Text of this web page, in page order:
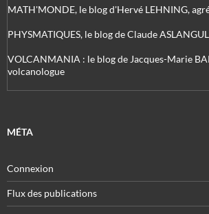
MATH'MONDE, le blog d'Hervé LEHNING,
PHYSMATIQUES, le blog de Claude
VOLCANMANIA : le blog de Jacques-Marie
volcanologue
MÉTA
Connexion
Flux des publications